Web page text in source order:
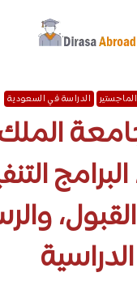
الدراسة في السعودية
الدراسية